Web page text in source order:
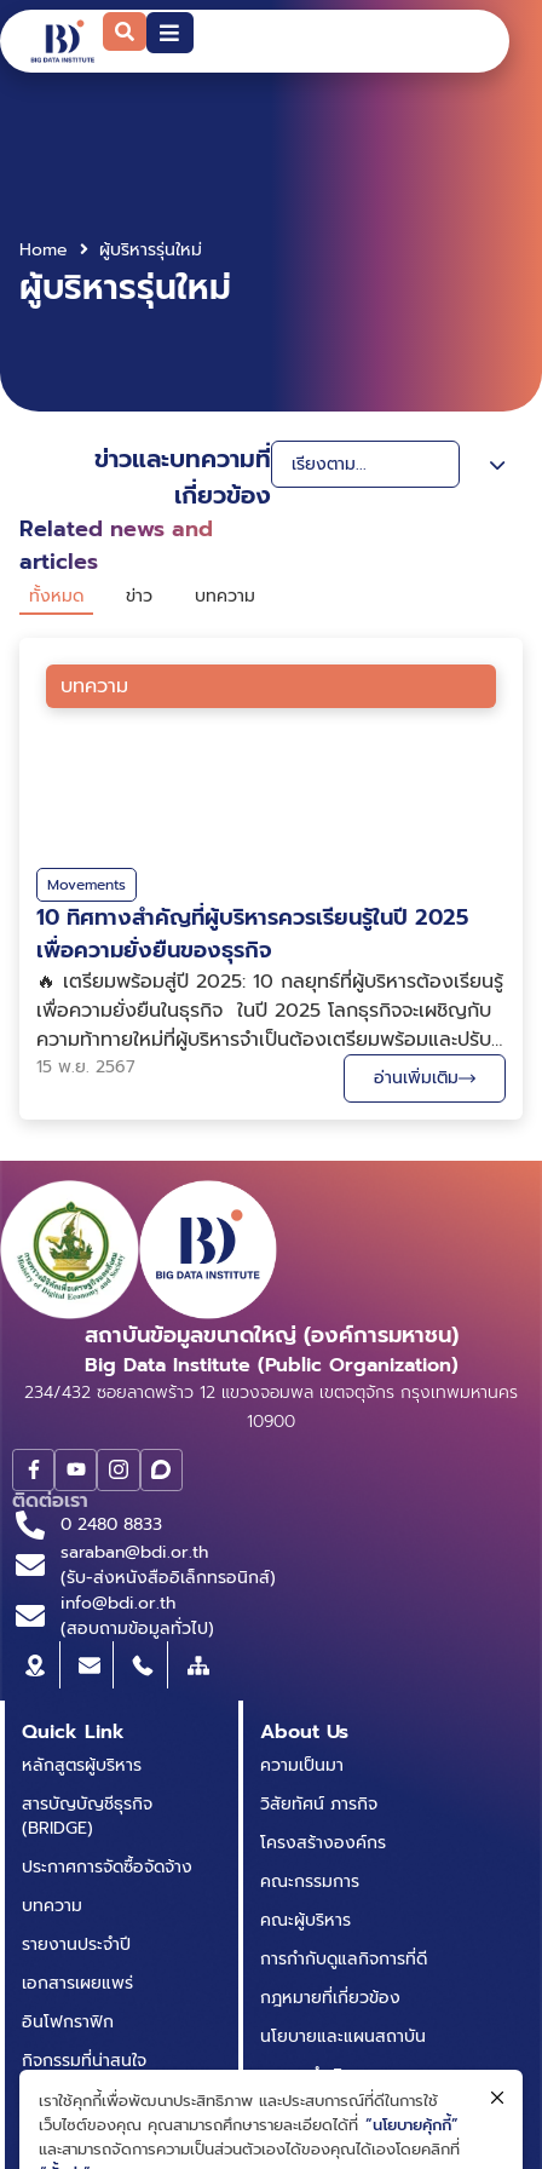
Home ผู้บริหารรุ่นใหม่
ผู้บริหารรุ่นใหม่
ข่าวและบทความที่
เกี่ยวข้อง
Related news and
articles
ทั้งหมด ข่าว บทความ
บทความ
Movements
10 ทิศทางสำคัญที่ผู้บริหารควรเรียนรู้ในปี 2025
เพื่อความยั่งยืนของธุรกิจ
🔥 เตรียมพร้อมสู่ปี 2025: 10 กลยุทธ์ที่ผู้บริหารต้องเรียนรู้
เพื่อความยั่งยืนในธุรกิจ ในปี 2025 โลกธุรกิจจะเผชิญกับ
ความท้าทายใหม่ที่ผู้บริหารจำเป็นต้องเตรียมพร้อมและปรับ
ตัวให้เข้ากับการเปลี่ยนแปลงทางเทคโนโลยีและสังคมที่เกิด
ขึ้นอย่างรวดเร็ว ความยั่งยืน (Sustainability) จะยังคง
เป็นหัวใจหลักที่กำหน...
15 พ.ย. 2567 อ่านเพิ่มเติม
สถาบันข้อมูลขนาดใหญ่ (องค์การมหาชน)
Big Data Institute (Public Organization)
234/432 ซอยลาดพร้าว 12 แขวงจอมพล เขตจตุจักร กรุงเทพมหานคร
10900
ติดต่อเรา
0 2480 8833
saraban@bdi.or.th
(รับ-ส่งหนังสืออิเล็กทรอนิกส์)
info@bdi.or.th
(สอบถามข้อมูลทั่วไป)
Quick Link
หลักสูตรผู้บริหาร
สารบัญบัญชีธุรกิจ
(BRIDGE)
ประกาศการจัดซื้อจัดจ้าง
บทความ
รายงานประจำปี
เอกสารเผยแพร่
อินโฟกราฟิก
กิจกรรมที่น่าสนใจ
ติดต่อเรา
คำถามที่พบบ่อย
About Us
ความเป็นมา
วิสัยทัศน์ ภารกิจ
โครงสร้างองค์กร
คณะกรรมการ
คณะผู้บริหาร
การกำกับดูแลกิจการที่ดี
กฎหมายที่เกี่ยวข้อง
นโยบายและแผนสถาบัน
ผลการดำเนินงาน
ความโปร่งใสในการดำเนิน
งาน (ITA)
เราใช้คุกกี้เพื่อพัฒนาประสิทธิภาพ และประสบการณ์ที่ดีในการใช้
เว็บไซต์ของคุณ คุณสามารถศึกษารายละเอียดได้ที่ “นโยบายคุ้กกี้”
และสามารถจัดการความเป็นส่วนตัวเองได้ของคุณได้เองโดยคลิกที่